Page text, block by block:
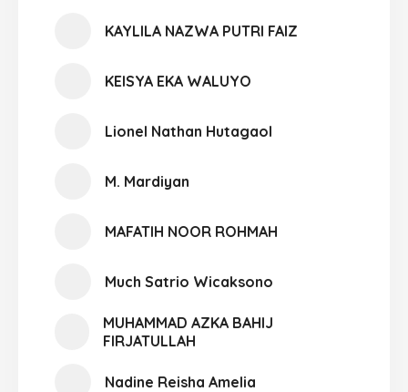
KAYLILA NAZWA PUTRI FAIZ
KEISYA EKA WALUYO
Lionel Nathan Hutagaol
M. Mardiyan
MAFATIH NOOR ROHMAH
Much Satrio Wicaksono
MUHAMMAD AZKA BAHIJ
FIRJATULLAH
Nadine Reisha Amelia